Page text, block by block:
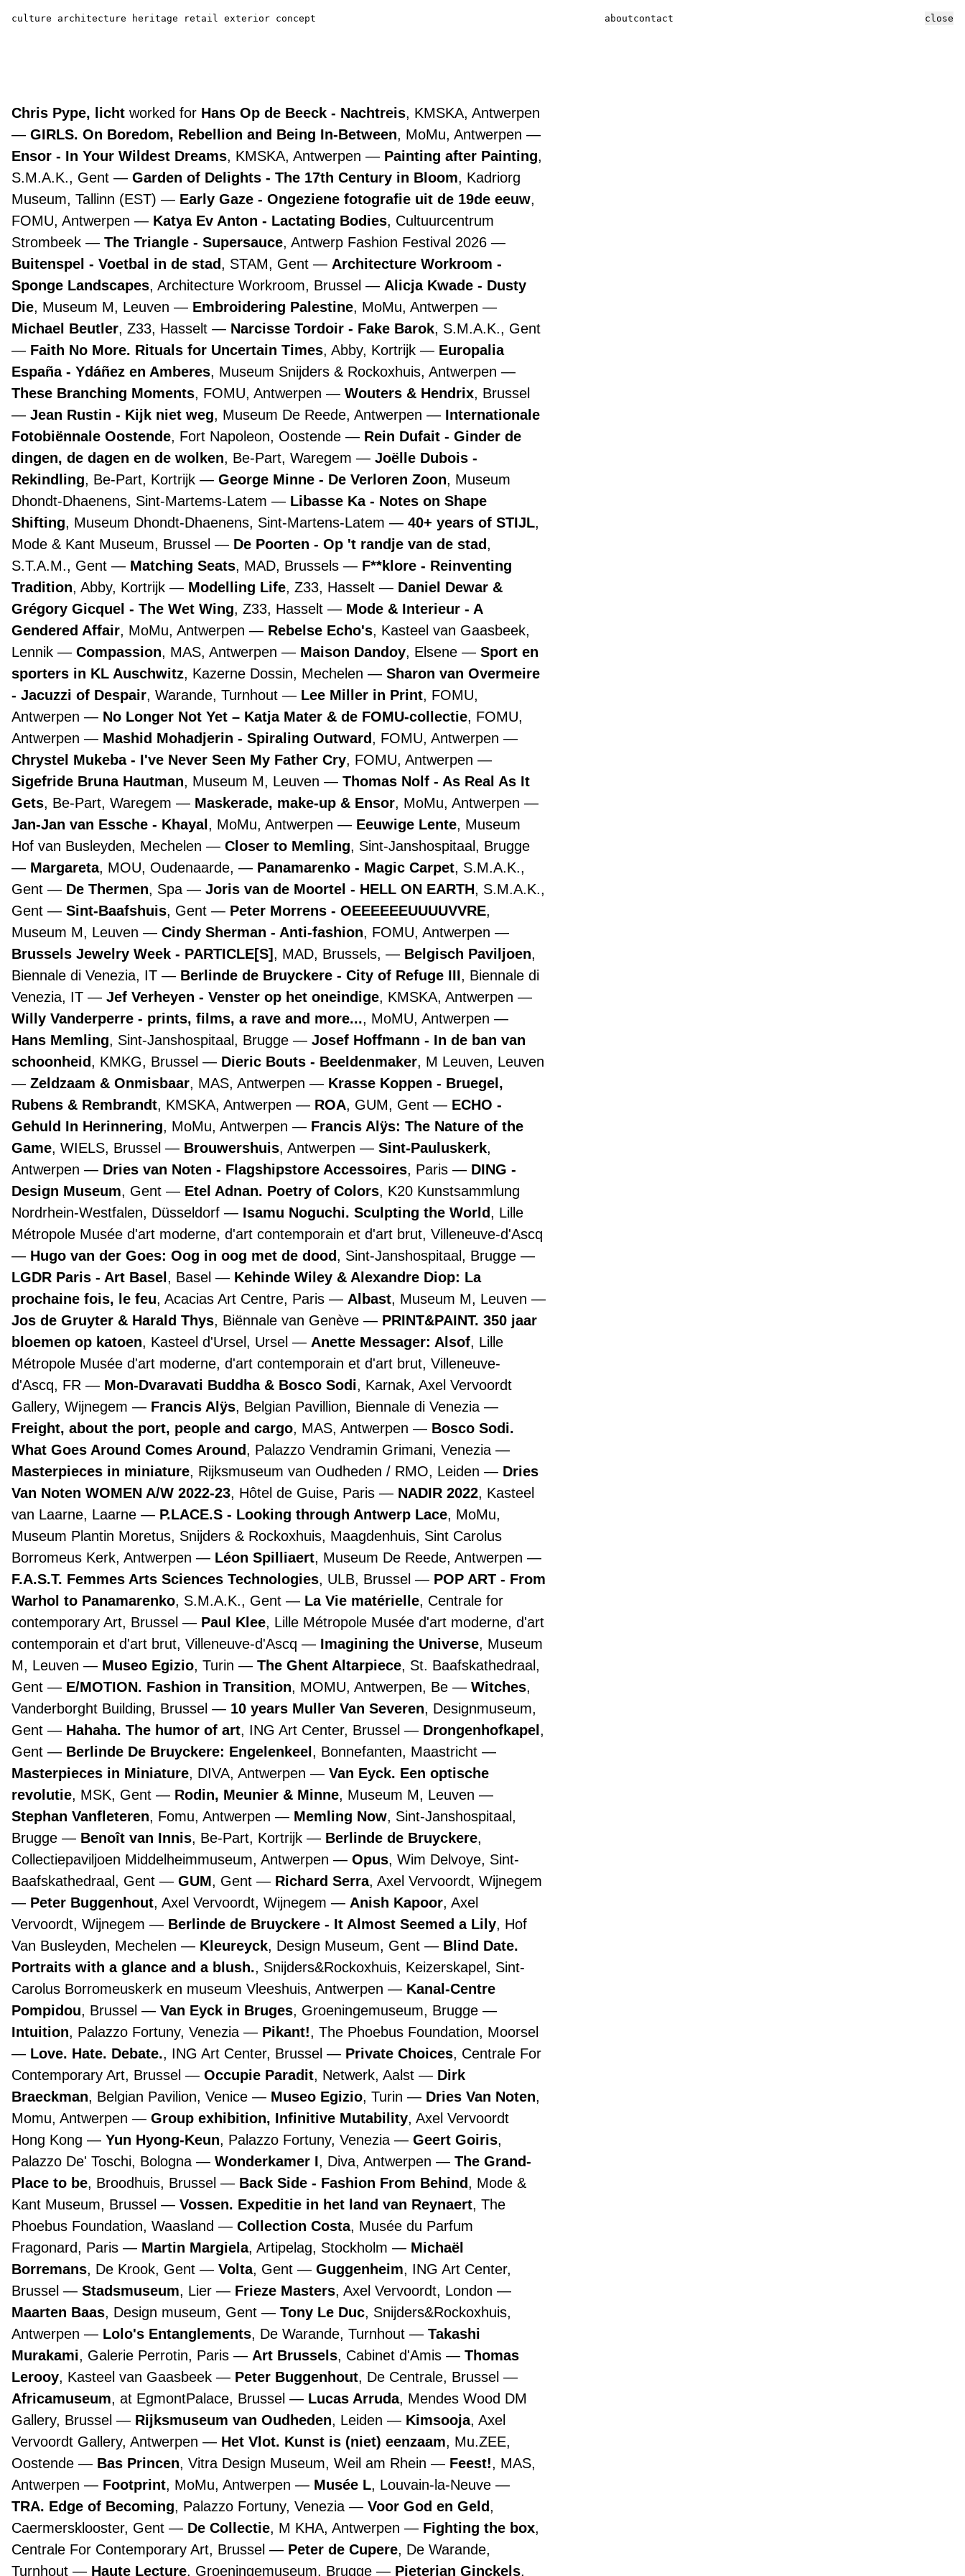
culture architecture heritage retail exterior concept aboutcontact
Chris Pype, licht worked for Hans Op de Beeck - Nachtreis, KMSKA, Antwerpen
GIRLS. On Boredom, Rebellion and Being In-Between, MoMu, Antwerpen
Ensor - In Your Wildest Dreams, KMSKA, Antwerpen Painting after Painting,
S.M.A.K., Gent
Garden of Delights - The 17th Century in Bloom, Kadriorg
Museum, Tallinn (EST)
Early Gaze - Ongeziene fotografie uit de 19de eeuw,
FOMU, Antwerpen
Katya Ev Anton - Lactating Bodies, Cultuurcentrum
Strombeek
The Triangle - Supersauce, Antwerp Fashion Festival 2026
Buitenspel - Voetbal in de stad, STAM, Gent
Architecture Workroom -
Sponge Landscapes, Architecture Workroom, Brussel
Alicja Kwade - Dusty
Die, Museum M, Leuven Embroidering Palestine, MoMu, Antwerpen
Michael Beutler, Z33, Hasselt Narcisse Tordoir - Fake Barok, S.M.A.K., Gent
Faith No More. Rituals for Uncertain Times, Abby, Kortrijk
Europalia
España - Ydáñez en Amberes, Museum Snijders & Rockoxhuis, Antwerpen
These Branching Moments, FOMU, Antwerpen Wouters & Hendrix, Brussel
Jean Rustin - Kijk niet weg, Museum De Reede, Antwerpen
Internationale
Fotobiënnale Oostende, Fort Napoleon, Oostende
Rein Dufait - Ginder de
dingen, de dagen en de wolken, Be-Part, Waregem
Joëlle Dubois -
Rekindling, Be-Part, Kortrijk George Minne - De Verloren Zoon, Museum
Dhondt-Dhaenens, Sint-Martems-Latem
Libasse Ka - Notes on Shape
Shifting, Museum Dhondt-Dhaenens, Sint-Martens-Latem 40+ years of STIJL,
Mode & Kant Museum, Brussel
De Poorten - Op 't randje van de stad,
S.T.A.M., Gent
Matching Seats, MAD, Brussels
F**klore - Reinventing
Tradition, Abby, Kortrijk Modelling Life, Z33, Hasselt
Daniel Dewar &
Grégory Gicquel - The Wet Wing, Z33, Hasselt
Mode & Interieur - A
Gendered Affair, MoMu, Antwerpen Rebelse Echo's, Kasteel van Gaasbeek,
Lennik
Compassion, MAS, Antwerpen Maison Dandoy, Elsene
Sport en
sporters in KL Auschwitz, Kazerne Dossin, Mechelen
Sharon van Overmeire
- Jacuzzi of Despair, Warande, Turnhout Lee Miller in Print, FOMU,
Antwerpen
No Longer Not Yet – Katja Mater & de FOMU-collectie, FOMU,
Antwerpen
Mashid Mohadjerin - Spiraling Outward, FOMU, Antwerpen
Chrystel Mukeba - I've Never Seen My Father Cry, FOMU, Antwerpen
Sigefride Bruna Hautman, Museum M, Leuven
Thomas Nolf - As Real As It
Gets, Be-Part, Waregem Maskerade, make-up & Ensor, MoMu, Antwerpen
Jan-Jan van Essche - Khayal , MoMu, Antwerpen Eeuwige Lente, Museum
Hof van Busleyden, Mechelen
Closer to Memling, Sint-Janshospitaal, Brugge
Margareta, MOU, Oudenaarde, Panamarenko - Magic Carpet, S.M.A.K.,
Gent
De Thermen, Spa Joris van de Moortel - HELL ON EARTH, S.M.A.K.,
Gent
Sint-Baafshuis, Gent Peter Morrens - OEEEEEEUUUUVVRE,
Museum M, Leuven
Cindy Sherman - Anti-fashion, FOMU, Antwerpen
Brussels Jewelry Week - PARTICLE[S] , MAD, Brussels, Belgisch Paviljoen,
Biennale di Venezia, IT
Berlinde de Bruyckere - City of Refuge III, Biennale di
Venezia, IT
Jef Verheyen - Venster op het oneindige, KMSKA, Antwerpen
Willy Vanderperre - prints, films, a rave and more..., MoMU, Antwerpen
Hans Memling, Sint-Janshospitaal, Brugge
Josef Hoffmann - In de ban van
schoonheid, KMKG, Brussel Dieric Bouts - Beeldenmaker, M Leuven, Leuven
Zeldzaam & Onmisbaar, MAS, Antwerpen
Krasse Koppen - Bruegel,
Rubens & Rembrandt, KMSKA, Antwerpen ROA, GUM, Gent
ECHO -
Gehuld In Herinnering, MoMu, Antwerpen
Francis Alÿs: The Nature of the
Game, WIELS, Brussel Brouwershuis, Antwerpen Sint-Pauluskerk,
Antwerpen
Dries van Noten - Flagshipstore Accessoires, Paris
DING -
Design Museum, Gent Etel Adnan. Poetry of Colors, K20 Kunstsammlung
Nordrhein-Westfalen, Düsseldorf
Isamu Noguchi. Sculpting the World, Lille
Métropole Musée d'art moderne, d'art contemporain et d'art brut, Villeneuve-d'Ascq
Hugo van der Goes: Oog in oog met de dood, Sint-Janshospitaal, Brugge
LGDR Paris - Art Basel , Basel
Kehinde Wiley & Alexandre Diop: La
prochaine fois, le feu, Acacias Art Centre, Paris Albast, Museum M, Leuven
Jos de Gruyter & Harald Thys, Biënnale van Genève
PRINT&PAINT. 350 jaar
bloemen op katoen, Kasteel d'Ursel, Ursel Anette Messager: Alsof, Lille
Métropole Musée d'art moderne, d'art contemporain et d'art brut, Villeneuve-
d'Ascq, FR
Mon-Dvaravati Buddha & Bosco Sodi, Karnak, Axel Vervoordt
Gallery, Wijnegem
Francis Alÿs, Belgian Pavillion, Biennale di Venezia
Freight, about the port, people and cargo, MAS, Antwerpen
Bosco Sodi.
What Goes Around Comes Around, Palazzo Vendramin Grimani, Venezia
Masterpieces in miniature, Rijksmuseum van Oudheden / RMO, Leiden
Dries
Van Noten WOMEN A/W 2022-23, Hôtel de Guise, Paris NADIR 2022, Kasteel
van Laarne, Laarne
P.LACE.S - Looking through Antwerp Lace, MoMu,
Museum Plantin Moretus, Snijders & Rockoxhuis, Maagdenhuis, Sint Carolus
Borromeus Kerk, Antwerpen
Léon Spilliaert, Museum De Reede, Antwerpen
F.A.S.T. Femmes Arts Sciences Technologies, ULB, Brussel
POP ART - From
Warhol to Panamarenko, S.M.A.K., Gent La Vie matérielle, Centrale for
contemporary Art, Brussel
Paul Klee, Lille Métropole Musée d'art moderne, d'art
contemporain et d'art brut, Villeneuve-d'Ascq
Imagining the Universe, Museum
M, Leuven
Museo Egizio, Turin The Ghent Altarpiece, St. Baafskathedraal,
Gent
E/MOTION. Fashion in Transition, MOMU, Antwerpen, Be Witches,
Vanderborght Building, Brussel
10 years Muller Van Severen, Designmuseum,
Gent
Hahaha. The humor of art, ING Art Center, Brussel Drongenhofkapel ,
Gent
Berlinde De Bruyckere: Engelenkeel , Bonnefanten, Maastricht
Masterpieces in Miniature, DIVA, Antwerpen
Van Eyck. Een optische
revolutie, MSK, Gent Rodin, Meunier & Minne, Museum M, Leuven
Stephan Vanfleteren, Fomu, Antwerpen Memling Now, Sint-Janshospitaal,
Brugge
Benoît van Innis, Be-Part, Kortrijk Berlinde de Bruyckere,
Collectiepaviljoen Middelheimmuseum, Antwerpen
Opus, Wim Delvoye, Sint-
Baafskathedraal, Gent
GUM, Gent Richard Serra, Axel Vervoordt, Wijnegem
Peter Buggenhout, Axel Vervoordt, Wijnegem Anish Kapoor, Axel
Vervoordt, Wijnegem
Berlinde de Bruyckere - It Almost Seemed a Lily, Hof
Van Busleyden, Mechelen
Kleureyck, Design Museum, Gent
Blind Date.
Portraits with a glance and a blush., Snijders&Rockoxhuis, Keizerskapel, Sint-
Carolus Borromeuskerk en museum Vleeshuis, Antwerpen
Kanal-Centre
Pompidou, Brussel Van Eyck in Bruges, Groeningemuseum, Brugge
Intuition, Palazzo Fortuny, Venezia Pikant!, The Phoebus Foundation, Moorsel
Love. Hate. Debate., ING Art Center, Brussel Private Choices, Centrale For
Contemporary Art, Brussel
Occupie Paradit, Netwerk, Aalst
Dirk
Braeckman, Belgian Pavilion, Venice Museo Egizio, Turin Dries Van Noten,
Momu, Antwerpen
Group exhibition, Infinitive Mutability, Axel Vervoordt
Hong Kong
Yun Hyong-Keun, Palazzo Fortuny, Venezia Geert Goiris,
Palazzo De' Toschi, Bologna
Wonderkamer I, Diva, Antwerpen
The Grand-
Place to be, Broodhuis, Brussel Back Side - Fashion From Behind, Mode &
Kant Museum, Brussel
Vossen. Expeditie in het land van Reynaert, The
Phoebus Foundation, Waasland
Collection Costa, Musée du Parfum
Fragonard, Paris
Martin Margiela, Artipelag, Stockholm
Michaël
Borremans, De Krook, Gent Volta, Gent Guggenheim, ING Art Center,
Brussel
Stadsmuseum, Lier Frieze Masters, Axel Vervoordt, London
Maarten Baas, Design museum, Gent Tony Le Duc, Snijders&Rockoxhuis,
Antwerpen
Lolo's Entanglements, De Warande, Turnhout
Takashi
Murakami, Galerie Perrotin, Paris Art Brussels, Cabinet d'Amis
Thomas
Lerooy, Kasteel van Gaasbeek Peter Buggenhout, De Centrale, Brussel
Africamuseum, at EgmontPalace, Brussel Lucas Arruda, Mendes Wood DM
Gallery, Brussel
Rijksmuseum van Oudheden, Leiden Kimsooja, Axel
Vervoordt Gallery, Antwerpen
Het Vlot. Kunst is (niet) eenzaam, Mu.ZEE,
Oostende
Bas Princen, Vitra Design Museum, Weil am Rhein Feest!, MAS,
Antwerpen
Footprint, MoMu, Antwerpen Musée L, Louvain-la-Neuve
TRA. Edge of Becoming, Palazzo Fortuny, Venezia Voor God en Geld,
Caermersklooster, Gent
De Collectie, M KHA, Antwerpen Fighting the box,
Centrale For Contemporary Art, Brussel
Peter de Cupere, De Warande,
Turnhout
Haute Lecture, Groeningemuseum, Brugge Pieterjan Ginckels,
close